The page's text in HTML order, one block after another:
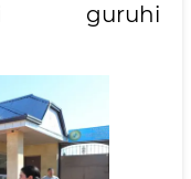
guruhi